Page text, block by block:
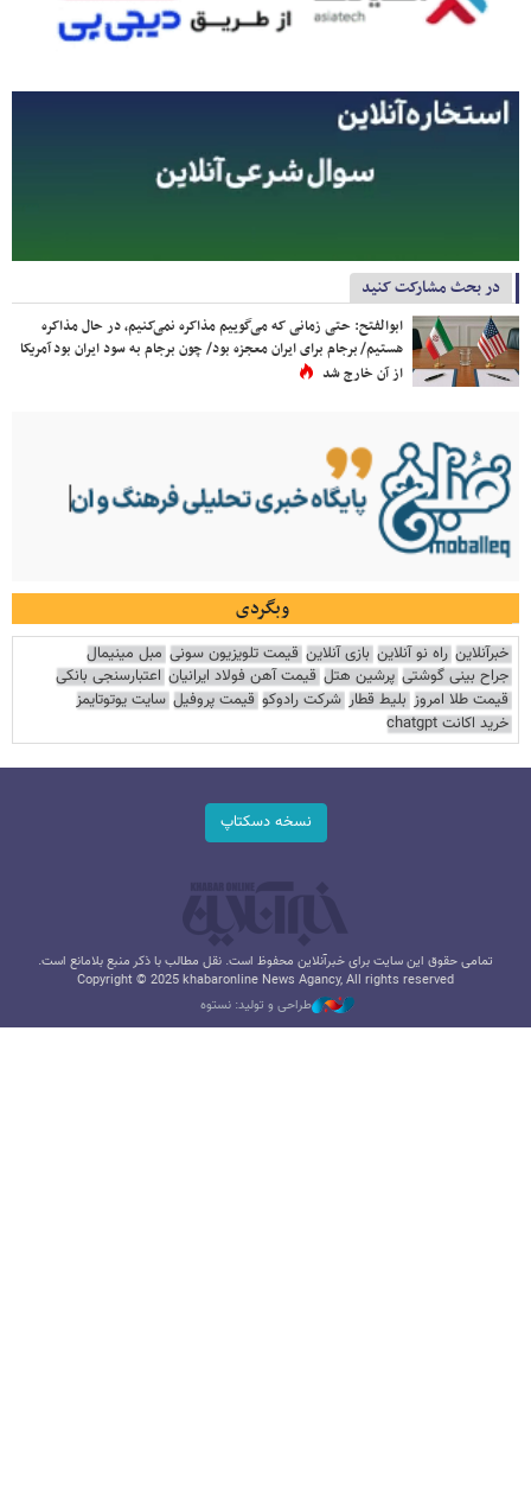
در بحث مشارکت کنید
ابوالفتح: حتی زمانی که می‌گوییم مذاکره نمی‌کنیم، در حال مذاکره
هستیم/ برجام برای ایران معجزه بود/ چون برجام به سود ایران بود آمریکا
از آن خارج شد
وبگردی
خبرآنلاین راه نو آنلاین بازی آنلاین قیمت تلویزیون سونی مبل مینیمال
جراح بینی گوشتی پرشین هتل قیمت آهن فولاد ایرانیان اعتبارسنجی بانکی
قیمت طلا امروز بلیط قطار شرکت رادوکو قیمت پروفیل سایت یوتوتایمز
خرید اکانت chatgpt
نسخه دسکتاپ
تمامی حقوق این سایت برای خبرآنلاین محفوظ است. نقل مطالب با ذکر منبع بلامانع است.
Copyright © 2025 khabaronline News Agancy, All rights reserved
طراحی و تولید: نستوه